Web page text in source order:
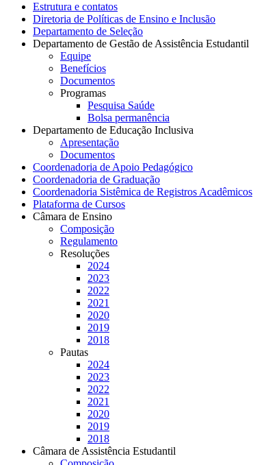
Estrutura e contatos
Diretoria de Políticas de Ensino e Inclusão
Departamento de Seleção
Departamento de Gestão de Assistência Estudantil
Equipe
Benefícios
Documentos
Programas
Pesquisa Saúde
Bolsa permanência
Departamento de Educação Inclusiva
Apresentação
Documentos
Coordenadoria de Apoio Pedagógico
Coordenadoria de Graduação
Coordenadoria Sistêmica de Registros Acadêmicos
Plataforma de Cursos
Câmara de Ensino
Composição
Regulamento
Resoluções
2024
2023
2022
2021
2020
2019
2018
Pautas
2024
2023
2022
2021
2020
2019
2018
Câmara de Assistência Estudantil